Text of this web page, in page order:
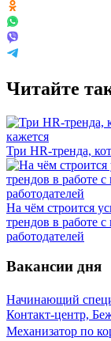
Читайте
Три HR-тренда,
На чём строится
трендов в работе
работодателей
Вакансии дня
Начинающий
Контакт-центр,
Механизатор по